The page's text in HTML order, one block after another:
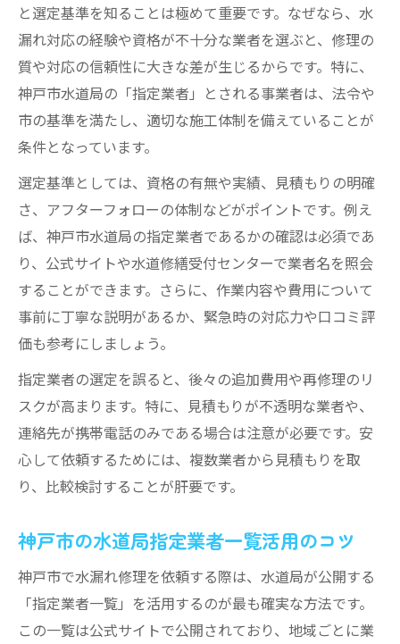
と選定基準を知ることは極めて重要です。なぜなら、水
漏れ対応の経験や資格が不十分な業者を選ぶと、修理の
質や対応の信頼性に大きな差が生じるからです。特に、
神戸市水道局の「指定業者」とされる事業者は、法令や
市の基準を満たし、適切な施工体制を備えていることが
条件となっています。
選定基準としては、資格の有無や実績、見積もりの明確
さ、アフターフォローの体制などがポイントです。例え
ば、神戸市水道局の指定業者であるかの確認は必須であ
り、公式サイトや水道修繕受付センターで業者名を照会
することができます。さらに、作業内容や費用について
事前に丁寧な説明があるか、緊急時の対応力や口コミ評
価も参考にしましょう。
指定業者の選定を誤ると、後々の追加費用や再修理のリ
スクが高まります。特に、見積もりが不透明な業者や、
連絡先が携帯電話のみである場合は注意が必要です。安
心して依頼するためには、複数業者から見積もりを取
り、比較検討することが肝要です。
神戸市の水道局指定業者一覧活用のコツ
神戸市で水漏れ修理を依頼する際は、水道局が公開する
「指定業者一覧」を活用するのが最も確実な方法です。
この一覧は公式サイトで公開されており、地域ごとに業